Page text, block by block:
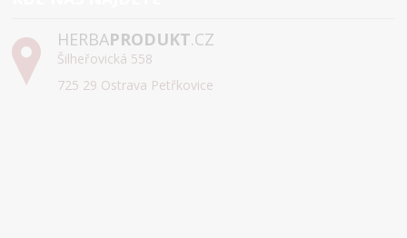
HERBAPRODUKT.CZ
Šilheřovická 558
725 29 Ostrava Petřkovice